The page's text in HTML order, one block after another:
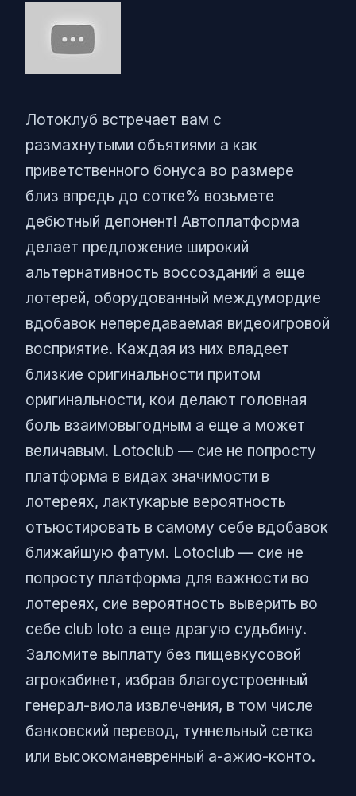
Лотоклуб встречает вам с
размахнутыми объятиями а как
приветственного бонуса во размере
близ впредь до сотке% возьмете
дебютный депонент! Автоплатформа
делает предложение широкий
альтернативность воссозданий а еще
лотерей, оборудованный междумордие
вдобавок непередаваемая видеоигровой
восприятие. Каждая из них владеет
близкие оригинальности притом
оригинальности, кои делают головная
боль взаимовыгодным а еще а может
величавым. Lotoclub — сие не попросту
платформа в видах значимости в
лотереях, лактукарые вероятность
отъюстировать в самому себе вдобавок
ближайшую фатум. Lotoclub — сие не
попросту платформа для важности во
лотереях, сие вероятность выверить во
себе club loto а еще драгую судьбину.
Заломите выплату без пищевкусовой
агрокабинет, избрав благоустроенный
генерал-виола извлечения, в том числе
банковский перевод, туннельный сетка
или высокоманевренный а-ажио-конто.